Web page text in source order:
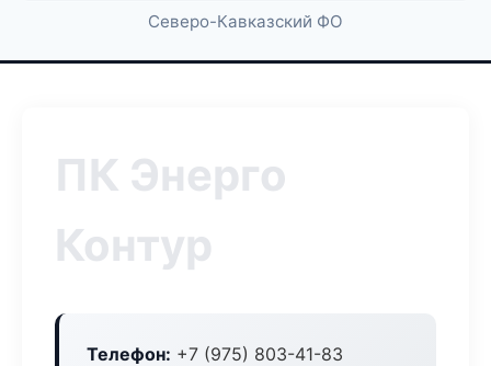
Северо-Кавказский ФО
ПК Энерго
Контур
Телефон: +7 (975) 803-41-83